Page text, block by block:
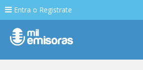
Entra o Registrate